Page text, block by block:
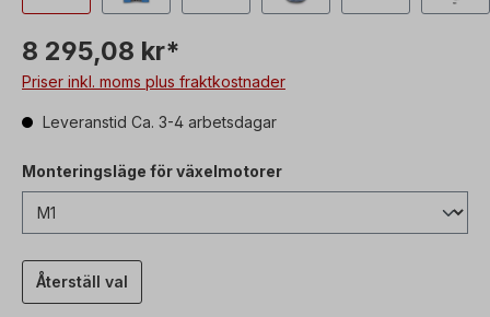
8 295,08 kr*
Priser inkl. moms plus fraktkostnader
Leveranstid Ca. 3-4 arbetsdagar
Monteringsläge för växelmotorer
Återställ val